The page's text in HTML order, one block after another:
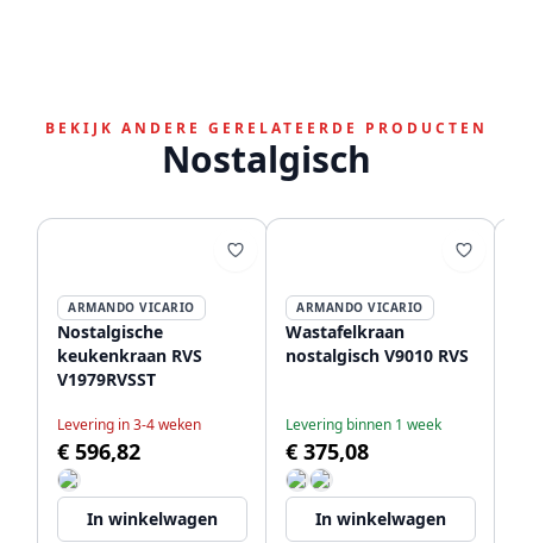
BEKIJK ANDERE GERELATEERDE PRODUCTEN
Nostalgisch
ARMANDO VICARIO
Nostalgische
keukenkraan RVS
V1979RVSST
Levering in 3-4 weken
€ 596,82
In winkelwagen
ARMANDO VICARIO
Wastafelkraan
nostalgisch V9010 RVS
Levering binnen 1 week
€ 375,08
In winkelwagen